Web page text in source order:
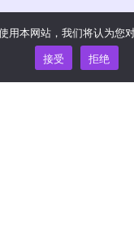
用本网站，我们将认为您对
接受
拒绝